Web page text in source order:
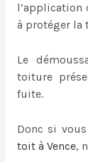
l’application
à protéger la
Le
toiture
fuite.
Donc si
toit à Vence,